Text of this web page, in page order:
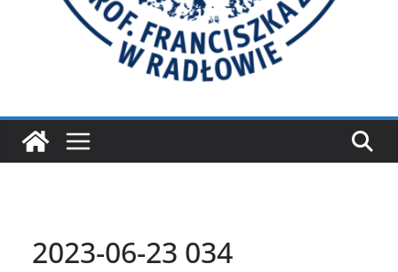
2023-06-23 034